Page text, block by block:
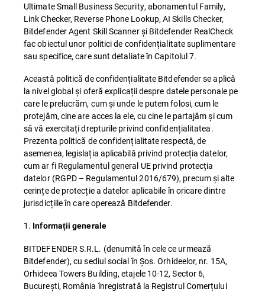
Ultimate Small Business Security, abonamentul Family,
Link Checker, Reverse Phone Lookup, AI Skills Checker,
Bitdefender Agent Skill Scanner și Bitdefender RealCheck
fac obiectul unor politici de confidențialitate suplimentare
sau specifice, care sunt detaliate în Capitolul 7.
Această politică de confidențialitate Bitdefender se aplică
la nivel global și oferă explicații despre datele personale pe
care le prelucrăm, cum și unde le putem folosi, cum le
protejăm, cine are acces la ele, cu cine le partajăm și cum
să vă exercitați drepturile privind confidențialitatea.
Prezenta politică de confidențialitate respectă, de
asemenea, legislația aplicabilă privind protecția datelor,
cum ar fi Regulamentul general UE privind protecția
datelor (RGPD – Regulamentul 2016/679), precum și alte
cerințe de protecție a datelor aplicabile în oricare dintre
jurisdicțiile în care operează Bitdefender.
1. Informații generale
BITDEFENDER S.R.L. (denumită în cele ce urmează
Bitdefender), cu sediul social în Șos. Orhideelor, nr. 15A,
Orhideea Towers Building, etajele 10-12, Sector 6,
București, România înregistrată la Registrul Comerțului